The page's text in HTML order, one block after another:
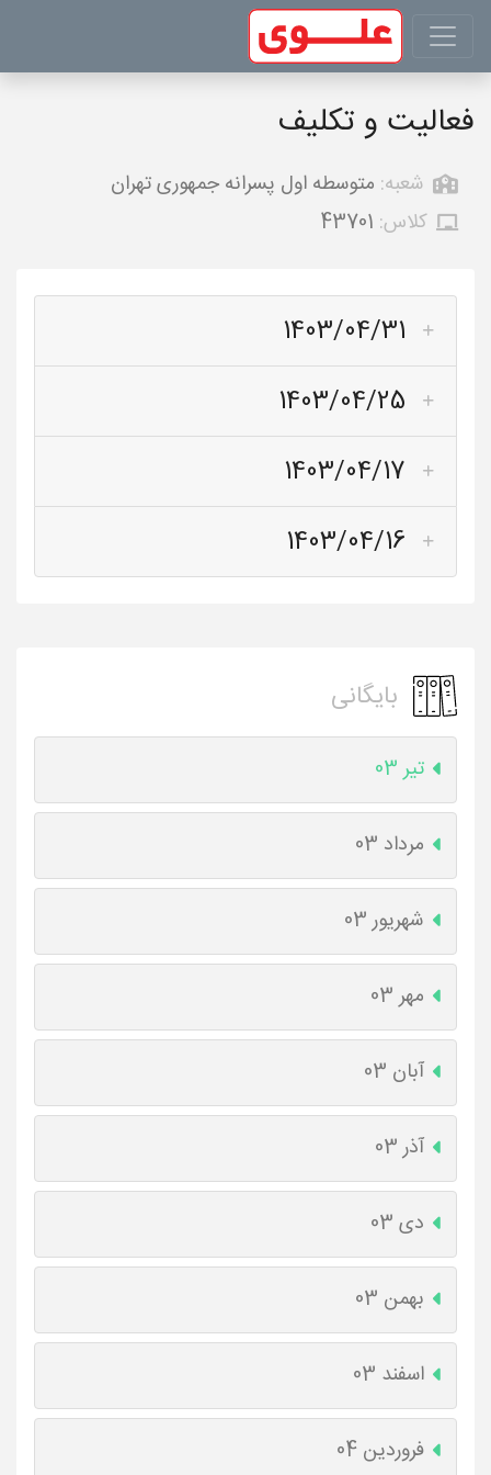
فعالیت و تکلیف
شعبه: متوسطه اول پسرانه جمهوری تهران
کلاس: 43701
1403/04/31
1403/04/25
1403/04/17
1403/04/16
بایگانی
تیر 03
مرداد 03
شهریور 03
مهر 03
آبان 03
آذر 03
دی 03
بهمن 03
اسفند 03
فروردین 04